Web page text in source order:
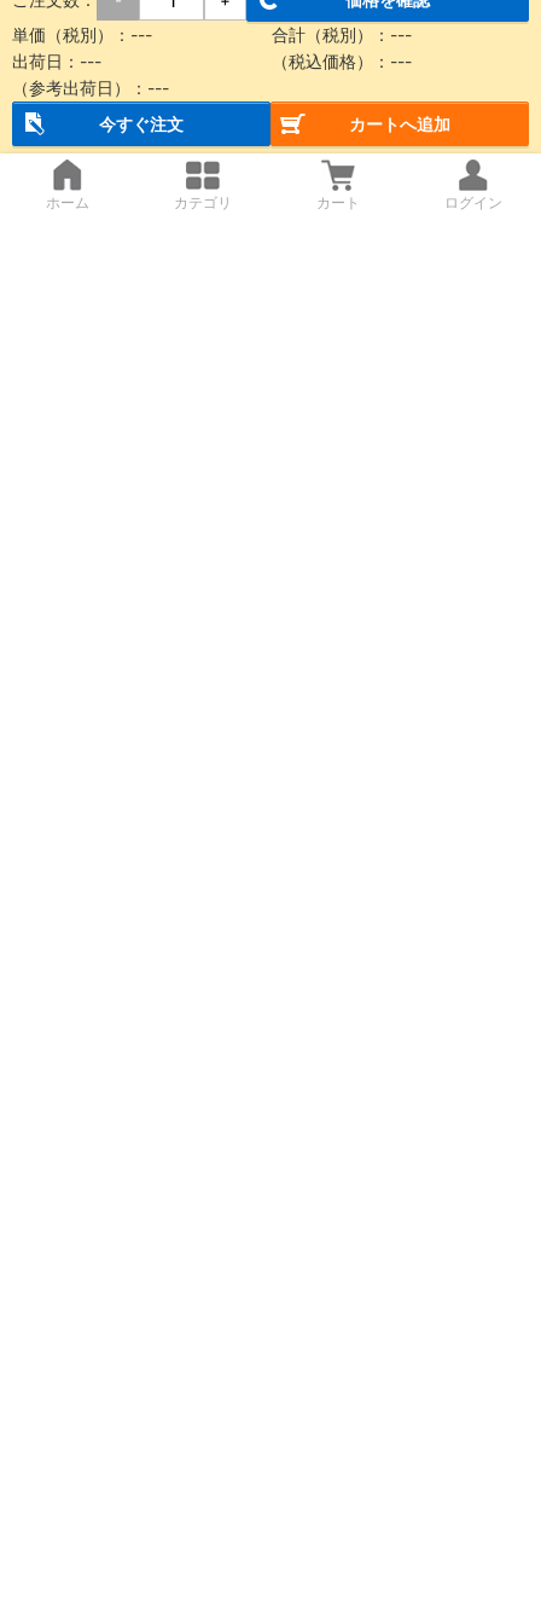
単価（税別）： --- 合計（税別）： ---
出荷日： --- （税込価格）： ---
（参考出荷日）： ---
今すぐ注文
カートへ追加
ホーム カテゴリ カート ログイン